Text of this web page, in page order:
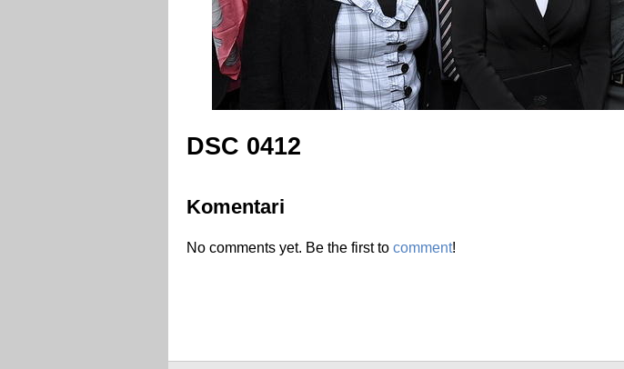
DSC 0412
Komentari
No comments yet. Be the first to comment!